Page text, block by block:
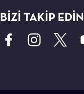
BİZİ TAKİP EDİN